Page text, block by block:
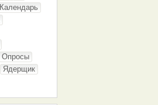
Календарь
Опросы
Ядерщик